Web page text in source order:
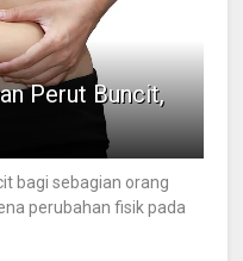
Perut Buncit,
bagi sebagian orang
perubahan fisik pada